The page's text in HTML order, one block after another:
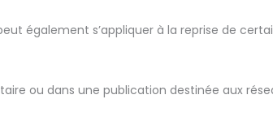
également s’appliquer à la reprise de
ou dans une publication destinée aux